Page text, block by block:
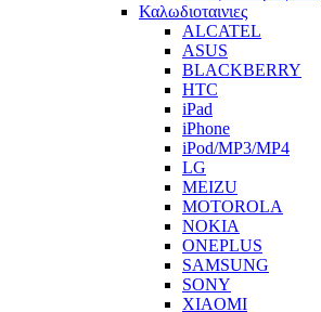
Καλωδιοταινιες
ALCATEL
ASUS
BLACKBERRY
HTC
iPad
iPhone
iPod/MP3/MP4
LG
MEIZU
MOTOROLA
NOKIA
ONEPLUS
SAMSUNG
SONY
XIAOMI